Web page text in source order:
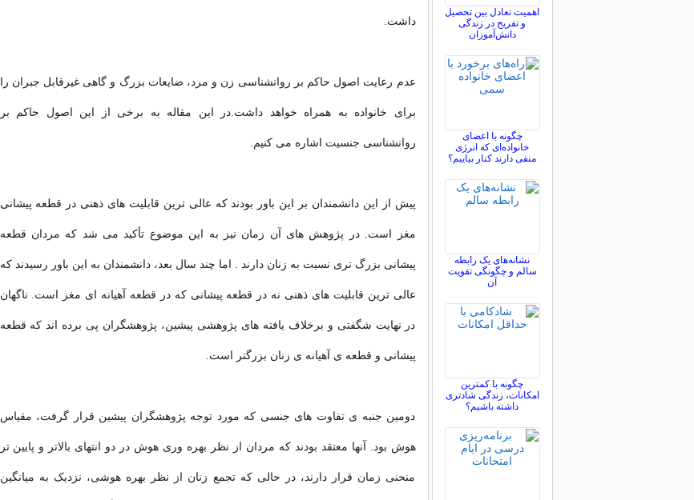
داشت.
عدم رعایت اصول حاكم بر روانشناسی زن و مرد، ضایعات بزرگ و گاهی غیرقابل جبران را
برای خانواده به همراه خواهد داشت.در این مقاله به برخی از این اصول حاكم بر
روانشناسی جنسیت اشاره می كنیم.
پیش از این دانشمندان بر این باور بودند که عالی ترین قابلیت های ذهنی در قطعه پیشانی
مغز است. در پژوهش های آن زمان نیز به این موضوع تأکید می شد که مردان قطعه
پیشانی بزرگ تری نسبت به زنان دارند . اما چند سال بعد، دانشمندان به این باور رسیدند که
عالی ترین قابلیت های ذهنی نه در قطعه پیشانی که در قطعه آهیانه ای مغز است. ناگهان
در نهایت شگفتی و برخلاف یافته های پژوهشی پیشین، پژوهشگران پی برده اند که قطعه
پیشانی و قطعه ی آهیانه ی زنان بزرگتر است.
دومین جنبه ی تفاوت های جنسی که مورد توجه پژوهشگران پیشین قرار گرفت، مقیاس
هوش بود. آنها معتقد بودند که مردان از نظر بهره وری هوش در دو انتهای بالاتر و پایین تر
منحنی زمان قرار دارند، در حالی که تجمع زنان از نظر بهره هوشی، نزدیک به میانگین
اهمیت تعادل بین تحصیل
و تفریح در زندگی
دانش‌آموزان
چگونه با اعضای
خانواده‌ای که انرژی
منفی دارند کنار بیاییم؟
نشانه‌های یک رابطه
سالم و چگونگی تقویت
آن
چگونه با کمترین
امکانات، زندگی شادتری
داشته باشیم؟